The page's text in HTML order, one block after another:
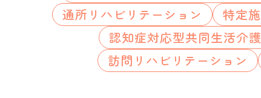
通所リハビリテーション
特定
認知症対応型共同生活介護
訪問リハビリテーション